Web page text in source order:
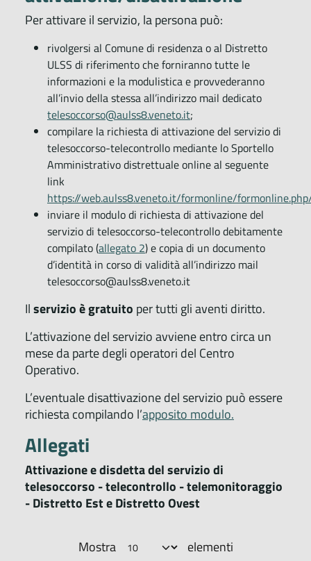
Per attivare il servizio, la persona può:
rivolgersi al Comune di residenza o al Distretto
ULSS di riferimento che forniranno tutte le
informazioni e la modulistica e provvederanno
all’invio della stessa all’indirizzo mail dedicato
telesoccorso@aulss8.veneto.it;
compilare la richiesta di attivazione del servizio di
telesoccorso-telecontrollo mediante lo Sportello
Amministrativo distrettuale online al seguente
link
https://web.aulss8.veneto.it/formonline/
inviare il modulo di richiesta di attivazione del
servizio di telesoccorso-telecontrollo debitamente
compilato (allegato 2) e copia di un documento
d’identità in corso di validità all’indirizzo mail
telesoccorso@aulss8.veneto.it
Ilservizio è gratuito per tutti gli aventi diritto.
L’attivazione del servizio avviene entro circa un
mese da parte degli operatori del Centro
Operativo.
L’eventuale disattivazione del servizio può essere
richiesta compilando l’apposito modulo.
Allegati
Attivazione e disdetta del servizio di
telesoccorso - telecontrollo - telemonitoraggio
- Distretto Est e Distretto Ovest
Mostra elementi